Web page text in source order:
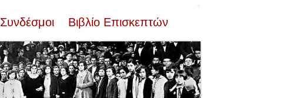
Συνδέσμοι Βιβλίο Επισκεπτών